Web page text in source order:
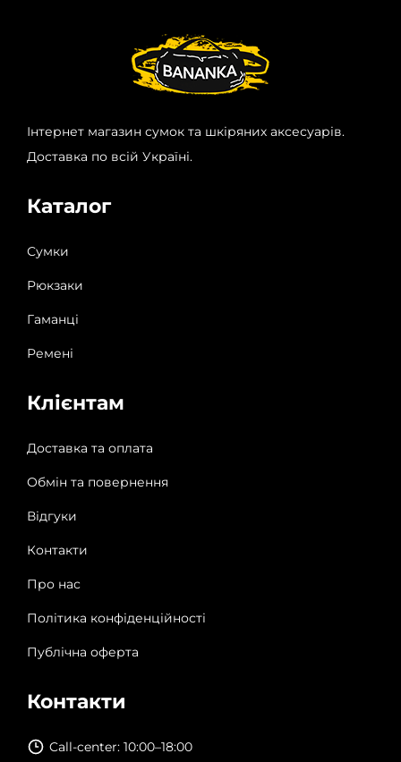
Інтернет магазин сумок та шкіряних аксесуарів.
Доставка по всій Україні.
Каталог
Сумки
Рюкзаки
Гаманці
Ремені
Клієнтам
Доставка та оплата
Обмін та повернення
Відгуки
Контакти
Про нас
Політика конфіденційності
Публічна оферта
Контакти
Call-center: 10:00–18:00